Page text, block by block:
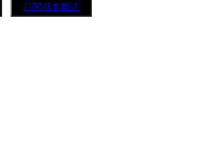
訂閱紙本雜誌